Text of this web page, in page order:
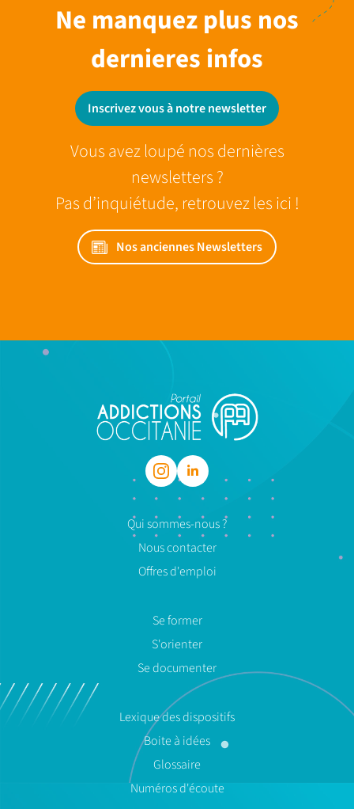
Ne manquez plus nos
dernieres infos
Inscrivez vous à notre newsletter
Vous avez loupé nos dernières
newsletters ?
Pas d’inquiétude, retrouvez les ici !
Nos anciennes Newsletters
Qui sommes-nous ?
Nous contacter
Offres d'emploi
Se former
S'orienter
Se documenter
Lexique des dispositifs
Boite à idées
Glossaire
Numéros d'écoute